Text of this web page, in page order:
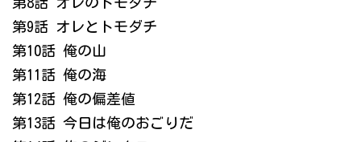
第9話 オレとトモダチ
第10話 俺の山
第11話 俺の海
第12話 俺の偏差値
第13話 今日は俺のおごりだ